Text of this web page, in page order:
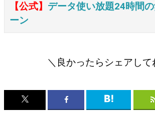
【公式】 データ使い放題24時間
ーン
＼良かったらシェアして